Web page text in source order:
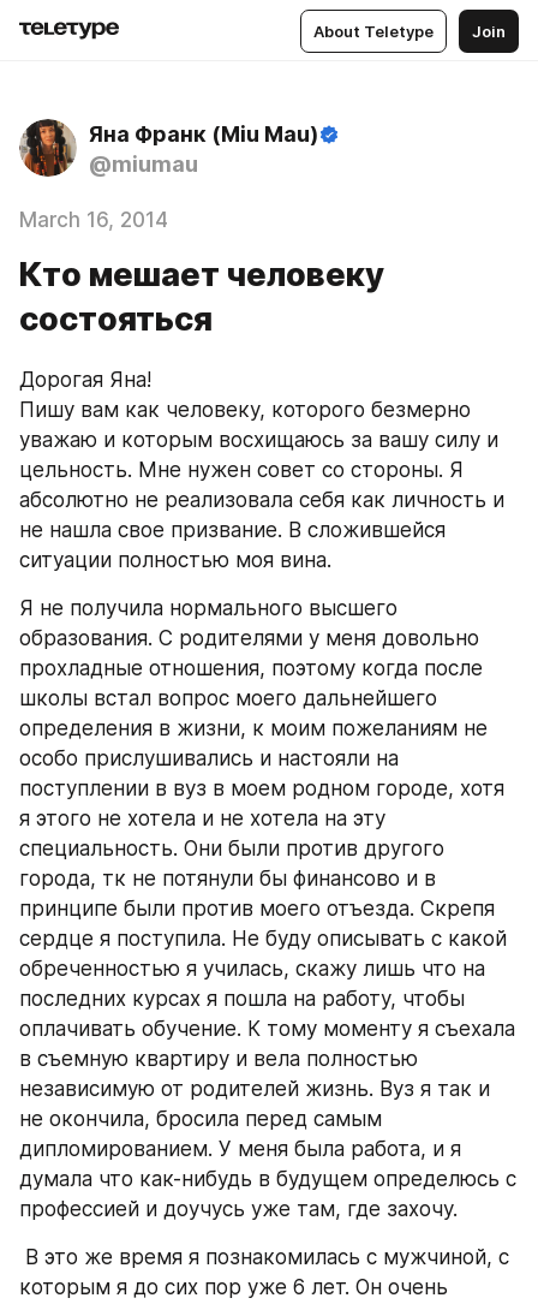
About Teletype Join
Яна Франк (Miu Mau)
@miumau
March 16, 2014
Кто мешает человеку
состояться
Дорогая Яна!
Пишу вам как человеку, которого безмерно
уважаю и которым восхищаюсь за вашу силу и
цельность. Мне нужен совет со стороны. Я
абсолютно не реализовала себя как личность и
не нашла свое призвание. В сложившейся
ситуации полностью моя вина.
Я не получила нормального высшего
образования. С родителями у меня довольно
прохладные отношения, поэтому когда после
школы встал вопрос моего дальнейшего
определения в жизни, к моим пожеланиям не
особо прислушивались и настояли на
поступлении в вуз в моем родном городе, хотя
я этого не хотела и не хотела на эту
специальность. Они были против другого
города, тк не потянули бы финансово и в
принципе были против моего отъезда. Скрепя
сердце я поступила. Не буду описывать с какой
обреченностью я училась, скажу лишь что на
последних курсах я пошла на работу, чтобы
оплачивать обучение. К тому моменту я съехала
в съемную квартиру и вела полностью
независимую от родителей жизнь. Вуз я так и
не окончила, бросила перед самым
дипломированием. У меня была работа, и я
думала что как-нибудь в будущем определюсь с
профессией и доучусь уже там, где захочу.
которым я до сих пор уже 6 лет. Он очень